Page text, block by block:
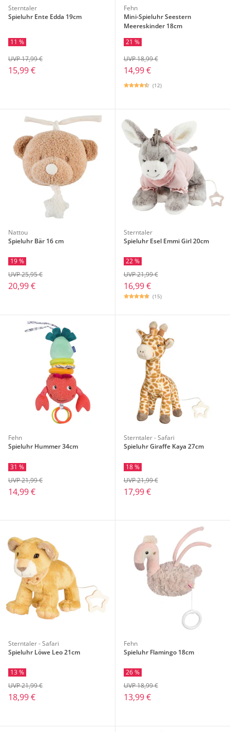
Sterntaler
Spieluhr Ente Edda 19cm
11 %
15,99 €
UVP 17,99 €
Fehn
Mini-Spieluhr Seestern
Meereskinder 18cm
21 %
14,99 €
UVP 18,99 €
(12)
Nattou
Spieluhr Bär 16 cm
19 %
20,99 €
UVP 25,95 €
Sterntaler
Spieluhr Esel Emmi Girl 20cm
22 %
16,99 €
UVP 21,99 €
(15)
Fehn
Spieluhr Hummer 34cm
31 %
14,99 €
UVP 21,99 €
Sterntaler - Safari
Spieluhr Giraffe Kaya 27cm
18 %
17,99 €
UVP 21,99 €
Sterntaler - Safari
Spieluhr Löwe Leo 21cm
13 %
18,99 €
UVP 21,99 €
Fehn
Spieluhr Flamingo 18cm
26 %
13,99 €
UVP 18,99 €